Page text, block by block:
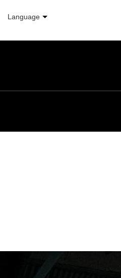
Language